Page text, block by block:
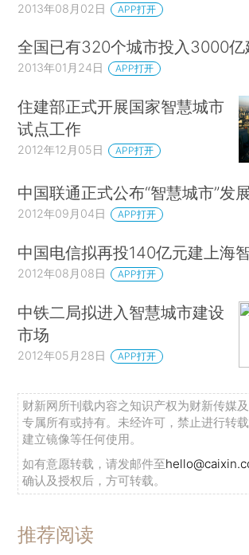
2013年08月02日 APP打开
全国已有320个城市投入3000亿
2013年01月24日 APP打开
住建部正式开展国家智慧城市
试点工作
2012年12月05日 APP打开
中国联通正式公布“智慧城市”发
2012年09月04日 APP打开
中国电信拟再投140亿元建上海
2012年08月08日 APP打开
中铁二局拟进入智慧城市建设
市场
2012年05月28日 APP打开
财新网所刊载内容之知识产权为财新传媒
专属所有或持有。未经许可，禁止进行转
建立镜像等任何使用。
如有意愿转载，请发邮件至
确认及授权后，方可转载。
推荐阅读